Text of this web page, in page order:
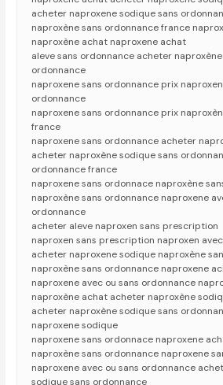
acheter naproxene sodique sans
naproxène sans ordonnance france
naproxène achat naproxene achat
aleve sans ordonnance acheter
ordonnance
naproxene sans ordonnance prix
ordonnance
naproxene sans ordonnance prix
france
naproxene sans ordonnance acheter
acheter naproxène sodique sans
ordonnance france
naproxene sans ordonnace naproxène
naproxène sans ordonnance naproxene
ordonnance
acheter aleve naproxen sans prescription
naproxen sans prescription naproxen
acheter naproxene sodique naproxène
naproxène sans ordonnance naproxene
naproxene avec ou sans ordonnance
naproxène achat acheter naproxène
acheter naproxène sodique sans
naproxene sodique
naproxene sans ordonnace naproxene
naproxène sans ordonnance naproxene
naproxene avec ou sans ordonnance
sodique sans ordonnance